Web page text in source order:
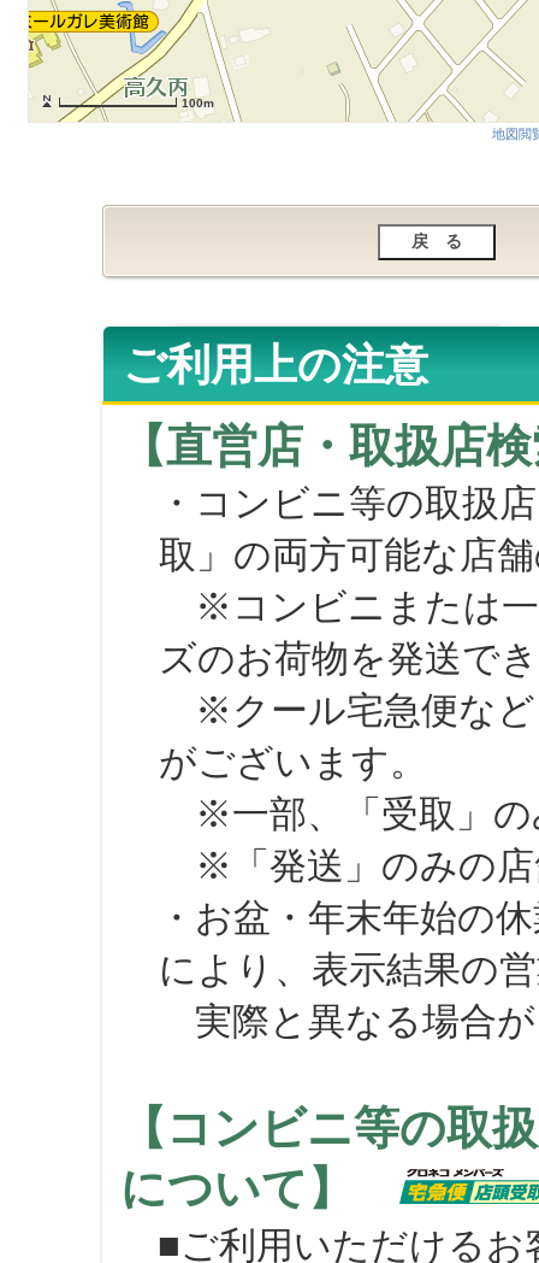
100m
地図閲
ご利用上の注意
【直営店・取扱店
・コンビニ等の取扱
取」の両方可能な店
※コンビニまたは一
ズのお荷物を発送で
※クール宅急便など
がございます。
※一部、「受取」の
※「発送」のみの店
・お盆・年末年始の
により、表示結果の
実際と異なる場合が
【コンビニ等の取
について】
■ご利用いただけるお